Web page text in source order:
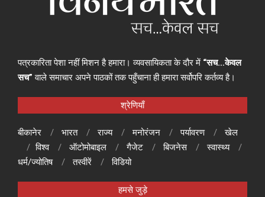
पत्रकारिता पेशा नहीं मिशन है हमारा। व्यवसायिकता के दौर में “सच…केवल
सच” वाले समाचार अपने पाठकों तक पहुँचाना ही हमारा सर्वोपरि कर्तव्य है।
श्रेणियाँ
बीकानेर भारत राज्य मनोरंजन पर्यावरण
खेल
विश्व
ऑटोमोबाइल गैजेट बिजनेस
स्वास्थ्य
धर्म/ज्योतिष
तस्वीरें विडियो
हमसे जुड़े